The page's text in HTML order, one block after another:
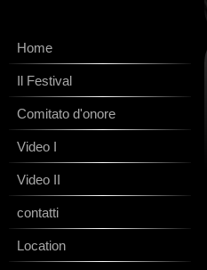
Home
Il Festival
Comitato d'onore
Video I
Video II
contatti
Location